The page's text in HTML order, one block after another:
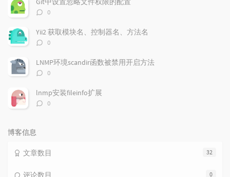
评
数：
0
Yii2 获取模块名、控制器名、方法名
评
数：
0
LNMP环境scandir函数被禁用开启方法
评
数：
0
lnmp安装fileinfo扩展
评
0
博客信息
32
文章数目
0
评论数目